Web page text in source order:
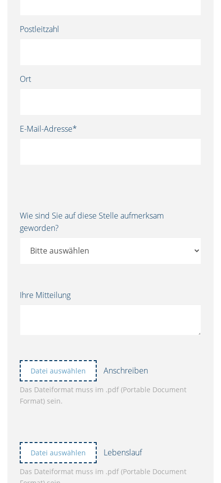
Postleitzahl
Ort
E-Mail-Adresse*
Wie sind Sie auf diese Stelle aufmerksam
geworden?
Ihre Mitteilung
Datei auswählen Anschreiben
Das Dateiformat muss im .pdf (Portable Document
Format) sein.
Datei auswählen Lebenslauf
Das Dateiformat muss im .pdf (Portable Document